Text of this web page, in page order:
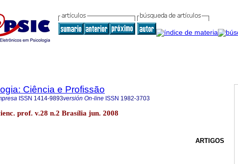
Ciência e Profissão
ISSN 1414-9893versión On-line ISSN 1982-3703
prof. v.28 n.2 Brasília jun. 2008
ARTIGOS